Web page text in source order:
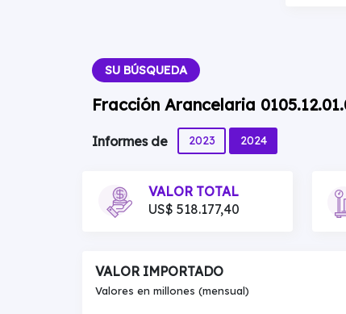
SU BÚSQUEDA
Fracción Arancelaria
Informes de 2023 2024
VALOR TOTAL
US$ 518.177,40
VALOR IMPORTADO
Valores en millones (mensual)